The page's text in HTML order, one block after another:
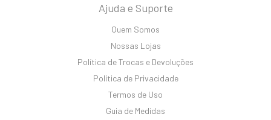
Ajuda e Suporte
Quem Somos
Nossas Lojas
Política de Trocas e Devoluções
Política de Privacidade
Termos de Uso
Guia de Medidas